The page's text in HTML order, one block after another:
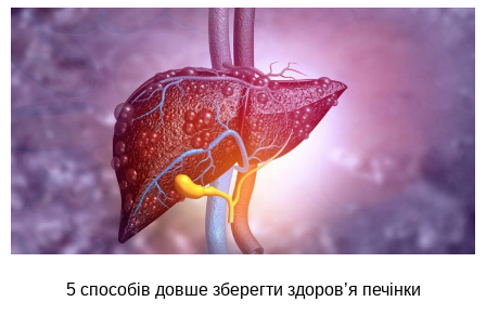
5 способів довше зберегти здоров’я печінки